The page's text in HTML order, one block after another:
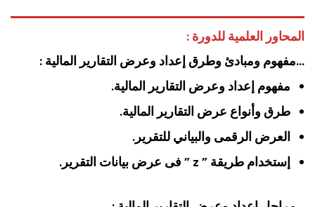
المحاور العلمية للدورة :
…مفهوم ومبادئ وطرق إعداد وعرض التقارير المالية :
مفهوم إعداد وعرض التقارير المالية.
طرق وأنواع عرض التقارير المالية.
العرض الرقمى والبياني للتقرير.
إستخدام طريقة ” z ” فى عرض بيانات التقرير.